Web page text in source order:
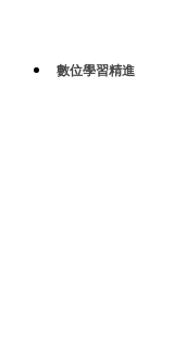
數位學習精進